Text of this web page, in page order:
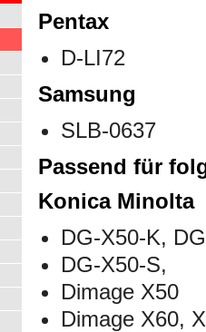
Pentax
D-LI72
Samsung
SLB-0637
Passend für
Konica Minolta
DG-X50-K,
DG-X50-S,
Dimage X50
Dimage X60,